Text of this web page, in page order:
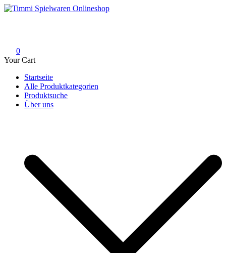
Skip
0
Your Cart
Startseite
Alle Produktkategorien
Produktsuche
Über uns